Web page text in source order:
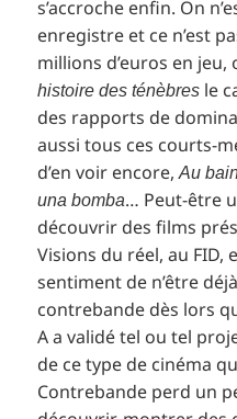
s’accroche enfin. On
enregistre et ce n’est
millions d’euros en
histoire des ténèbres le
des rapports de
aussi tous ces courts-
d’en voir encore,Au
una bomba… Peut-être
découvrir des films
Visions du réel, au FID,
sentiment de n’être
contrebande dès lors
A a validé tel ou tel
de ce type de cinéma
Contrebande perd un